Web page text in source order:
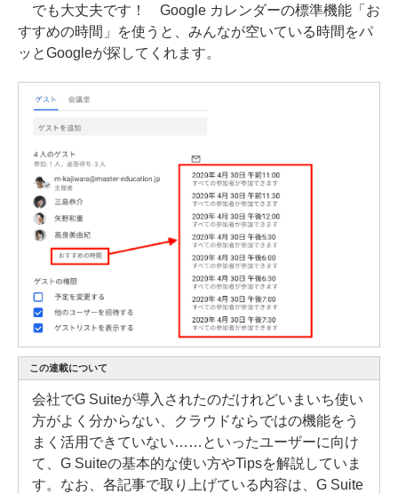
でも大丈夫です！ Google カレンダーの標準機能「お
すすめの時間」を使うと、みんなが空いている時間をパ
ッとGoogleが探してくれます。
この連載について
会社でG Suiteが導入されたのだけれどいまいち使い
方がよく分からない、クラウドならではの機能をう
まく活用できていない……といったユーザーに向け
て、G Suiteの基本的な使い方やTipsを解説していま
す。なお、各記事で取り上げている内容は、G Suite